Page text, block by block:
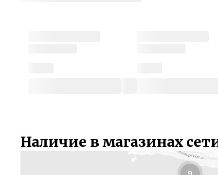
Наличие в магазинах